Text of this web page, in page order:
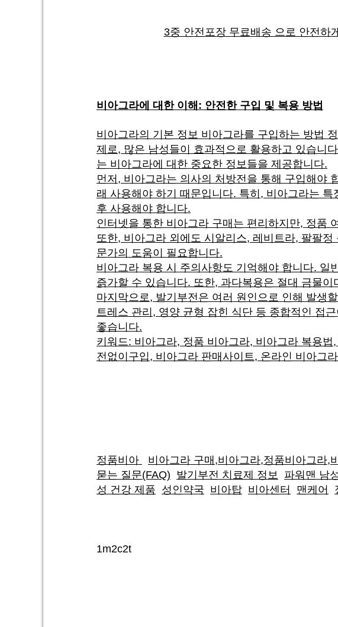
3중 안전포장 무료배송 으로 안전하
비아그라에 대한 이해: 안전한 구입 및 복용 방법
비아그라의 기본 정보 비아그라를 구입하는 방법
제로, 많은 남성들이 효과적으로 활용하고 있습니
는 비아그라에 대한 중요한 정보들을 제공합니다.
먼저, 비아그라는 의사의 처방전을 통해 구입해야
래 사용해야 하기 때문입니다. 특히, 비아그라는
후 사용해야 합니다.
인터넷을 통한 비아그라 구매는 편리하지만, 정품
또한, 비아그라 외에도 시알리스, 레비트라, 팔팔
문가의 도움이 필요합니다.
비아그라 복용 시 주의사항도 기억해야 합니다. 일
즑가할 수 있습니다. 또한, 과다복용은 절대 금물
마지막으로, 발기부전은 여러 원인으로 인해 발생
트레스 관리, 영양 균형 잡힌 식단 등 종합적인 접
좋습니다.
키워드: 비아그라, 정품 비아그라, 비아그라 복용
전없이구입, 비아그라 판매사이트, 온라인 비아그
정품비아 비아그라 구매,비아그라,정품비아그라,
묻는 질문(FAQ)
발기부전 치료제 정보 파워맨 남
성 건강 제품 성인약국 비아탑 비아센터 맨케어
1m2c2t